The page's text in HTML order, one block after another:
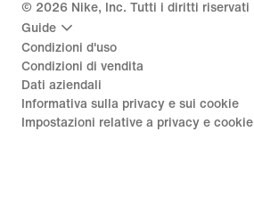
© 2026 Nike, Inc. Tutti i diritti riservati
Guide
Condizioni d'uso
Condizioni di vendita
Dati aziendali
Informativa sulla privacy e sui cookie
Impostazioni relative a privacy e cookie